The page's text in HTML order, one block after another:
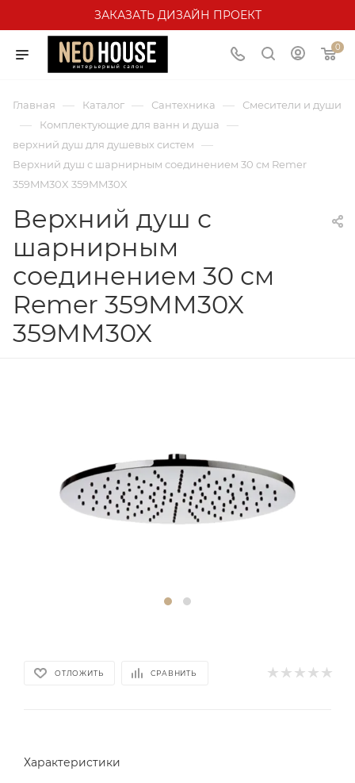
ЗАКАЗАТЬ ДИЗАЙН ПРОЕКТ
0
Главная — Каталог — Сантехника — Смесители и души
— Комплектующие для ванн и душа —
верхний душ для душевых систем —
Верхний душ с шарнирным соединением 30 см Remer
359MM30X 359MM30X
Верхний душ с
шарнирным
соединением 30 см
Remer 359MM30X
359MM30X
ОТЛОЖИТЬ СРАВНИТЬ
Характеристики